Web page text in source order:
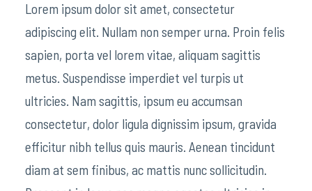
Lorem ipsum dolor sit amet, consectetur
adipiscing elit. Nullam non semper urna. Proin felis
sapien, porta vel lorem vitae, aliquam sagittis
metus. Suspendisse imperdiet vel turpis ut
ultricies. Nam sagittis, ipsum eu accumsan
consectetur, dolor ligula dignissim ipsum, gravida
efficitur nibh tellus quis mauris. Aenean tincidunt
diam at sem finibus, ac mattis nunc sollicitudin.